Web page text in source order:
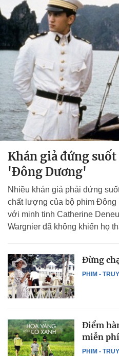
Khán giả đứng
'Đông Dương'
Nhiều khán giả phải đứng
chất lượng của bộ phim
với minh tinh Catherine
Wargnier đã không khiến họ
PHIM -
Đừng
PHIM -
Điểm
miễn phí